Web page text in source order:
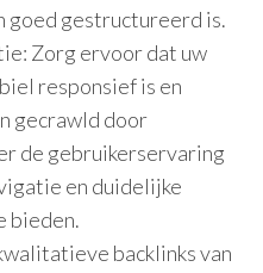
goed gestructureerd is.
Zorg ervoor dat uw
responsief is en
gecrawld door
de gebruikerservaring
en duidelijke
bieden.
backlinks van